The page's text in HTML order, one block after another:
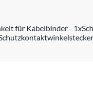
für Kabelbinder -